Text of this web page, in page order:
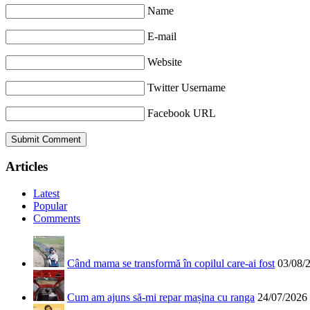
Name
E-mail
Website
Twitter Username
Facebook URL
Articles
Latest
Popular
Comments
Când mama se transformă în copilul care-ai fost 03/08/
Cum am ajuns să-mi repar mașina cu ranga 24/07/2026